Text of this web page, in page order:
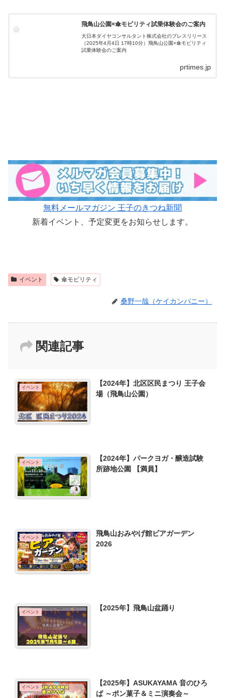
飛鳥山公園×傘モビリティ試乗体験会のご案内
大日本ダイヤコンサルタント株式会社のプレスリリース
（2025年4月4日 17時10分）飛鳥山公園×傘モビリティ
試乗体験会のご案内
prtimes.jp
無料メールマガジン 王子のきつね新聞
新着イベント、予定変更をお知らせします。
イベント 傘モビリティ
桑野一哉（ケイカンパニー）
関連記事
イベント
【2024年】北区区民まつり 王子会
場（飛鳥山公園）
イベント
【2024年】パークヨガ・醸造試験
所跡地公園 【満員】
イベント
飛鳥山おみやげ館ビアガーデン
2026
イベント 【2025年】飛鳥山盆踊り
イベント
【2025年】ASUKAYAMA 音のひろ
ば ～ポン菓子＆ミニ演奏会～